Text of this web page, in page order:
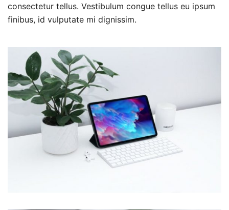
consectetur tellus. Vestibulum congue tellus eu ipsum
finibus, id vulputate mi dignissim.